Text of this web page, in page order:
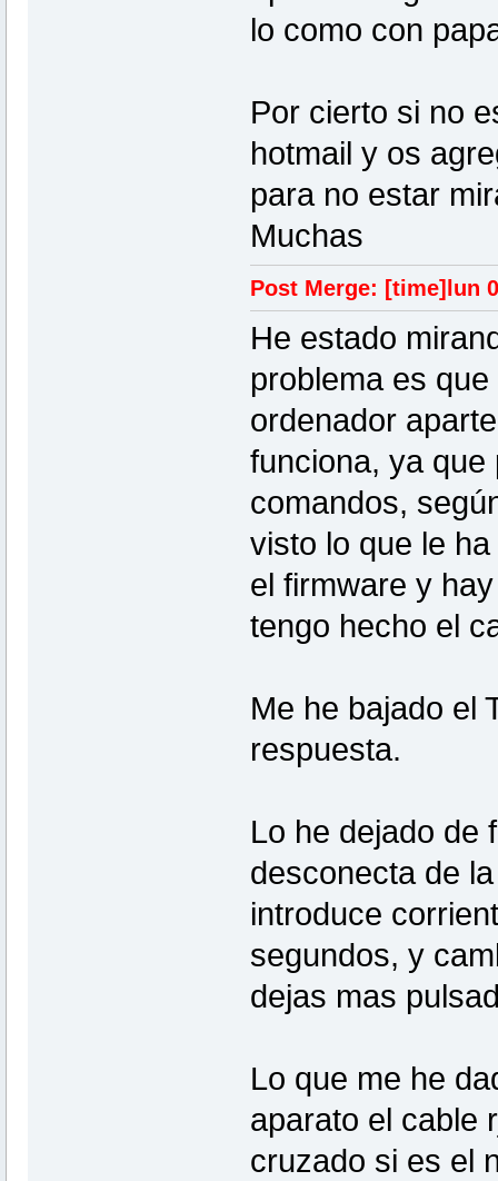
lo como con
Por cierto si no
hotmail y os
para no estar
Muchas
Post Merge: [time]lun
He estado
problema es
ordenador
funciona, ya que
comandos,
visto lo que le
el firmware y
tengo hecho el
Me he bajado el
respuesta.
Lo he dejado de
desconecta de
introduce
segundos, y
dejas mas
Lo que me he
aparato el cable
cruzado si es el